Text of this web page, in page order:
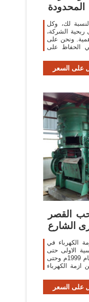
المحدودة
لك، وكل
ربحية الشركة،
ونحن على
الحفاظ على
على السعر
القصر
الكهرباء في
الاولى حتى
تولينا هذا المنصب فهو تكليف منذ العام 1999م وحتى
من ازمة الكهرباء
على السعر